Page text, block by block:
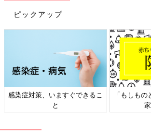
ピックアップ
感染症対策、いますぐできるこ
と
「もしも